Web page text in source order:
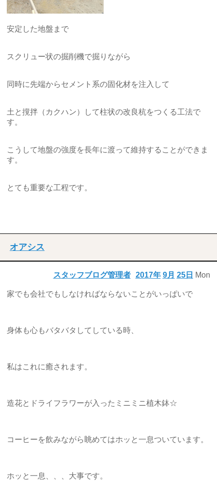
安定した地盤まで
スクリュー状の掘削機で掘りながら
同時に先端からセメント系の固化材を注入して
土と撹拌（カクハン）して柱状の改良杭をつくる工法で
す。
こうして地盤の強度を長年に渡って維持することができま
す。
とても重要な工程です。
オアシス
2017年 9月 25日 Mon
スタッフブログ管理者
家でも会社でもしなければならないことがいっぱいで
身体も心もバタバタしてしている時、
私はこれに癒されます。
造花とドライフラワーが入ったミニミニ植木鉢☆
コーヒーを飲みながら眺めてはホッと一息ついています。
ホッと一息、、、大事です。